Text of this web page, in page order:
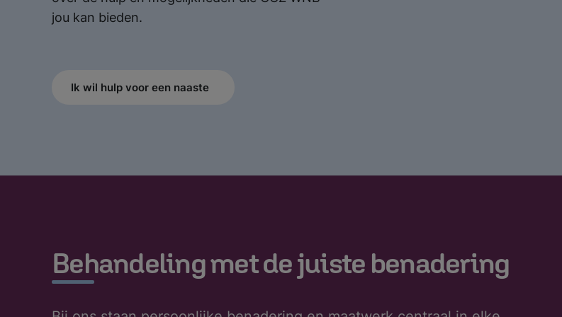
jou kan bieden.
Ik wil hulp voor een naaste
Behandeling met de juiste benadering